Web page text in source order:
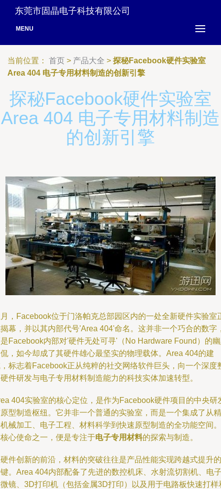
东莞市固晶电子科技有限公司
MENU
当前位置： 首页 > 产品大全 > 探秘Facebook硬件实验室
Area 404 电子专用材料制造的创新引擎
探秘Facebook硬件实验室
Area 404 电子专用材料制造
的创新引擎
，Facebook位于门洛帕克总部园区内的一处全新硬件实验室
幕，并以其内部代号'Area 404'命名。这并非一个巧合的数字
Facebook内部对'硬件无处可寻'（No Hardware Found）的
，如今却成了其硬件雄心最坚实的物理载体。Area 404的建
标志着Facebook正从纯粹的社交网络软件巨头，向一个深度
件研发与电子专用材料制造能力的科技实体加速转型。
404实验室的核心定位，是作为Facebook硬件项目的中央研
型制造枢纽。它并非一个普通的实验室，而是一个集成了从精
械加工、电子工程、材料科学到快速原型制造的全功能空间。
心使命之一，便是专注于电子专用材料的探索与制造。
件创新的前沿，材料的突破往往是产品性能实现跨越式提升的
。Area 404内部配备了先进的数控机床、水射流切割机、电
镜、3D打印机（包括金属3D打印）以及用于电路板快速打样